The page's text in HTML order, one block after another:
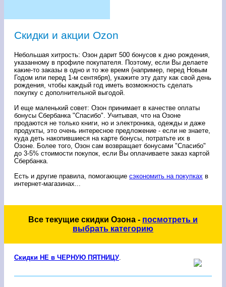
Скидки и акции Ozon
Небольшая хитрость: Озон дарит 500 бонусов к дню рождения,
указанному в профиле покупателя. Поэтому, если Вы делаете
какие-то заказы в одно и то же время (например, перед Новым
Годом или перед 1-м сентября), укажите эту дату как свой день
рождения, чтобы каждый год иметь возможность сделать
покупку с дополнительной выгодой.
И еще маленький совет: Озон принимает в качестве оплаты
бонусы Сбербанка "Спасибо". Учитывая, что на Озоне
продаются не только книги, но и электроника, одежды и даже
продукты, это очень интересное предложение - если не знаете,
куда деть накопившиеся на карте бонусы, потратьте их в
Озоне. Более того, Озон сам возвращает бонусами "Спасибо"
до 3-5% стоимости покупок, если Вы оплачиваете заказ картой
Сбербанка.
Есть и другие правила, помогающие сэкономить на покупках в
интернет-магазинах...
Все текущие скидки Озона - посмотреть и
выбрать категорию
Скидки НЕ в ЧЕРНУЮ ПЯТНИЦУ.